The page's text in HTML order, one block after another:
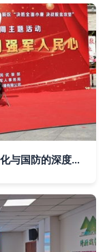
北辰区组织国防教育进社区文艺演出 文化与国防的深度融合